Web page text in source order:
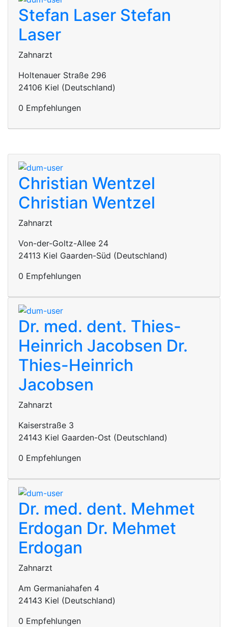
Stefan Laser Stefan
Laser
Zahnarzt
Holtenauer Straße 296
24106 Kiel (Deutschland)
0 Empfehlungen
Christian Wentzel
Christian Wentzel
Zahnarzt
Von-der-Goltz-Allee 24
24113 Kiel Gaarden-Süd (Deutschland)
0 Empfehlungen
Dr. med. dent. Thies-
Heinrich Jacobsen Dr.
Thies-Heinrich
Jacobsen
Zahnarzt
Kaiserstraße 3
24143 Kiel Gaarden-Ost (Deutschland)
0 Empfehlungen
Dr. med. dent. Mehmet
Erdogan Dr. Mehmet
Erdogan
Zahnarzt
Am Germaniahafen 4
24143 Kiel (Deutschland)
0 Empfehlungen